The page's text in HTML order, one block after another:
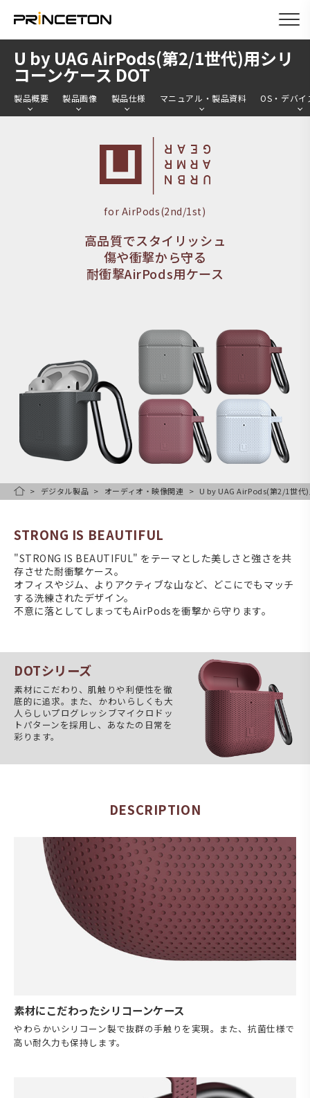
U by UAG AirPods(第2/1世代)用シリ
コーンケース DOT
製品概要 製品画像 製品仕様 マニュアル・製品資料 OS・デバイ
for AirPods(2nd/1st)
高品質でスタイリッシュ
傷や衝撃から守る
耐衝撃AirPods用ケース
HOMEデジタル製品 オーディオ・映像関連 U by UAG AirPods(第2/1世代
STRONG IS BEAUTIFUL
"STRONG IS BEAUTIFUL" をテーマとした美しさと強さを共
存させた耐衝撃ケース。
オフィスやジム、よりアクティブな山など、どこにでもマッチ
する洗練されたデザイン。
不意に落としてしまってもAirPodsを衝撃から守ります。
DOTシリーズ
素材にこだわり、肌触りや利便性を徹
底的に追求。また、かわいらしくも大
人らしいプログレッシブマイクロドッ
トパターンを採用し、あなたの日常を
彩ります。
DESCRIPTION
素材にこだわったシリコーンケース
やわらかいシリコーン製で抜群の手触りを実現。また、抗菌仕様で
高い耐久力も保持します。